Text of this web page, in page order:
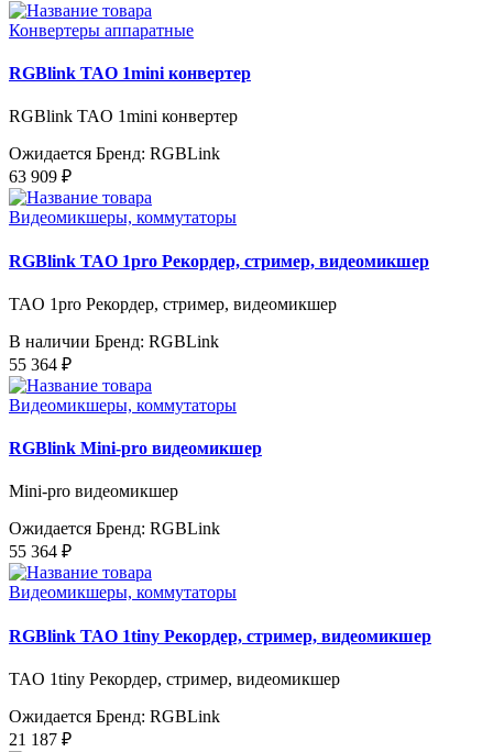
Конвертеры аппаратные
RGBlink TAO 1mini конвертер
RGBlink TAO 1mini конвертер
Ожидается Бренд: RGBLink
63 909 ₽
Видеомикшеры, коммутаторы
RGBlink TAO 1pro Рекордер, стример, видеомикшер
TAO 1pro Рекордер, стример, видеомикшер
В наличии Бренд: RGBLink
55 364 ₽
Видеомикшеры, коммутаторы
RGBlink Mini-pro видеомикшер
Mini-pro видеомикшер
Ожидается Бренд: RGBLink
55 364 ₽
Видеомикшеры, коммутаторы
RGBlink TAO 1tiny Рекордер, стример, видеомикшер
TAO 1tiny Рекордер, стример, видеомикшер
Ожидается Бренд: RGBLink
21 187 ₽